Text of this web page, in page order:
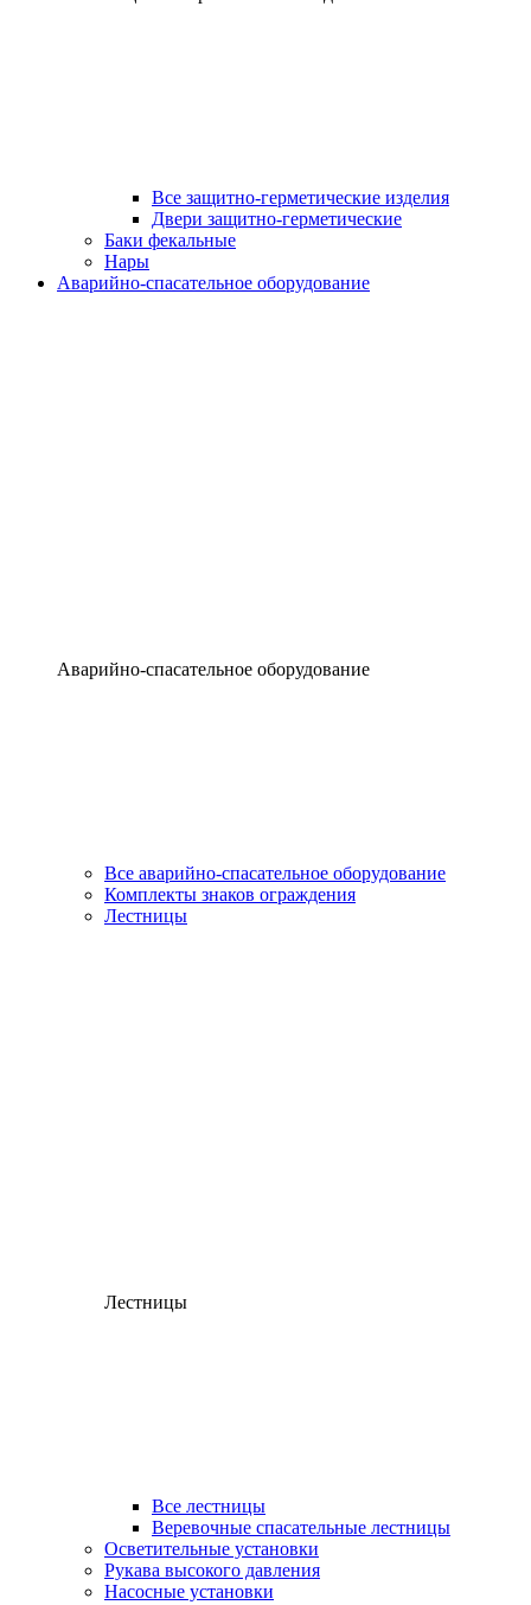
Все защитно-герметические изделия
Двери защитно-герметические
Баки фекальные
Нары
Аварийно-спасательное оборудование
Аварийно-спасательное оборудование
Все аварийно-спасательное оборудование
Комплекты знаков ограждения
Лестницы
Лестницы
Все лестницы
Веревочные спасательные лестницы
Осветительные установки
Рукава высокого давления
Насосные установки